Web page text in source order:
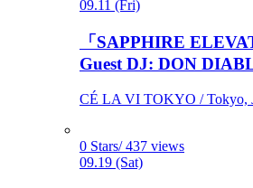
09.11 (Fri)
「SAPPHIRE
Guest DJ: DON
CÉ LA VI TOKYO / Tokyo,
0 Stars/ 437 views
09.19 (Sat)